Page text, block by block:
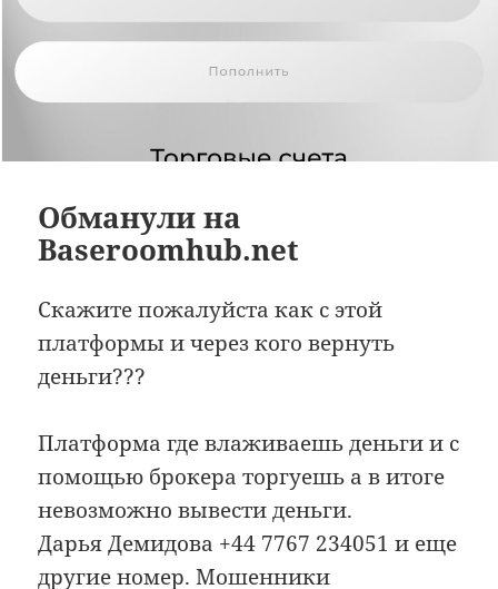
Обманули на
Baseroomhub.net
Скажите пожалуйста как с этой
платформы и через кого вернуть
деньги???
Платформа где влаживаешь деньги и с
помощью брокера торгуешь а в итоге
невозможно вывести деньги.
Дарья Демидова +44 7767 234051 и еще
другие номер. Мошенники